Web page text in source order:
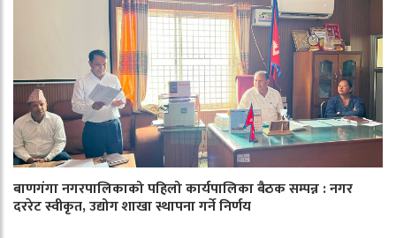
बाणगंगा नगरपालिकाको पहिलो कार्यपालिका बैठक सम्पन्न : नगर
दररेट स्वीकृत, उद्योग शाखा स्थापना गर्ने निर्णय